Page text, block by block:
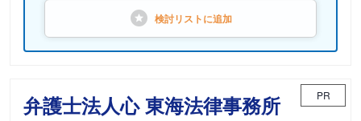
検討リストに追加
弁護士法人心 東海法律事務所 PR